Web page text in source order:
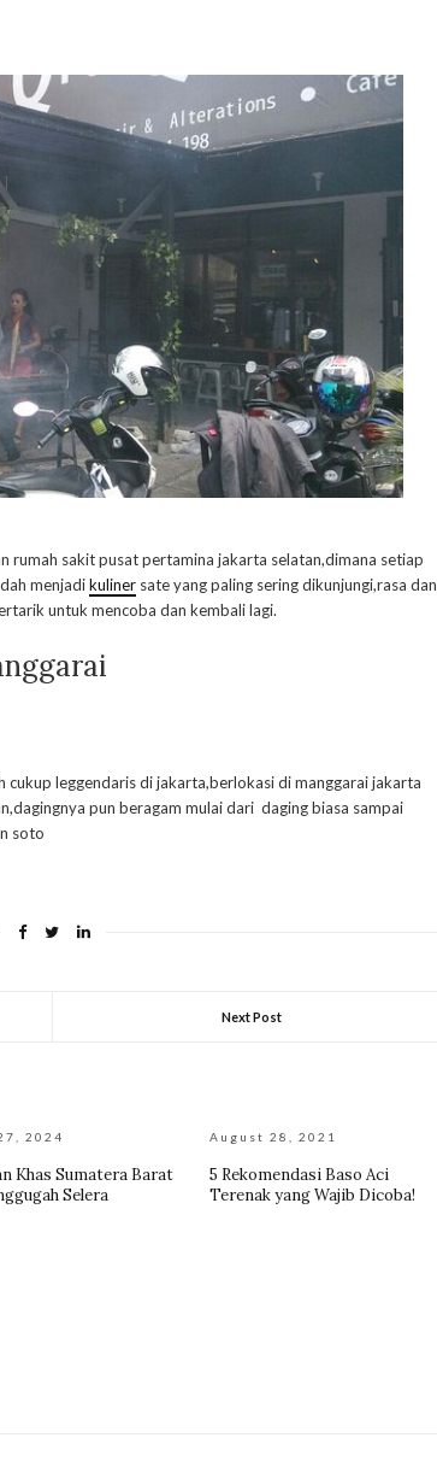
rumah sakit pusat pertamina jakarta selatan,dimana setiap
menjadikuliner sate yang paling sering dikunjungi,rasa dan
untuk mencoba dan kembali lagi.
cukup leggendaris di jakarta,berlokasi di manggarai jakarta
pun beragam mulai dari daging biasa sampai
soto
Next Post
2024
Khas Sumatera Barat
Selera
August 28, 2021
5 Rekomendasi Baso Aci
Terenak yang Wajib Dicoba!